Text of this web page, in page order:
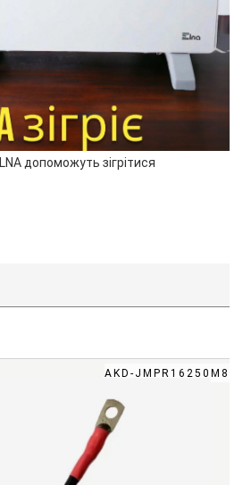
допоможуть зігрітися
AKD-JMPR16250M8